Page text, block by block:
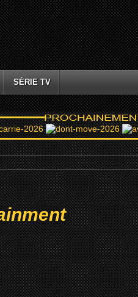
SÉRIE TV